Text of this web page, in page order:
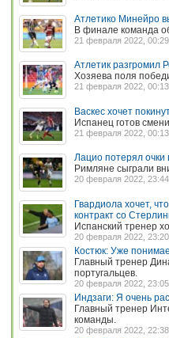
Атлетико Минейро
В финале команда
21 февраля 2022, 00:29
Атлетик разгромил
Хозяева поля
21 февраля 2022, 00:13
Васкес хочет
Испанец готов
21 февраля 2022, 00:13
Лацио потерял очки
Римляне сыграли
20 февраля 2022, 23:44
Гвардиола хочет,
контракт со
Испанский тренер
20 февраля 2022, 23:20
Костюк: Уже
Главный тренер
португальцев.
20 февраля 2022, 23:05
Индзаги: Я очень
Главный тренер
команды.
20 февраля 2022, 22:38